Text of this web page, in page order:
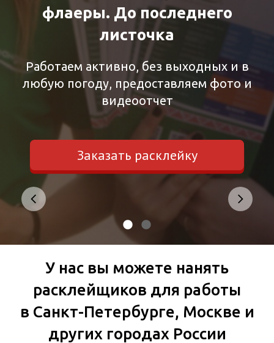
флаеры. До последнего
листочка
Работаем активно, без выходных и в
любую погоду, предоставляем фото и
видеоотчет
Заказать расклейку
флаеры. До последнего
листочка
Работаем активно, без выходных и в
любую погоду, предоставляем фото и
видеоотчет
Заказать расклейку
У нас вы можете нанять
расклейщиков для работы
в Санкт-Петербурге, Москве и
других городах России